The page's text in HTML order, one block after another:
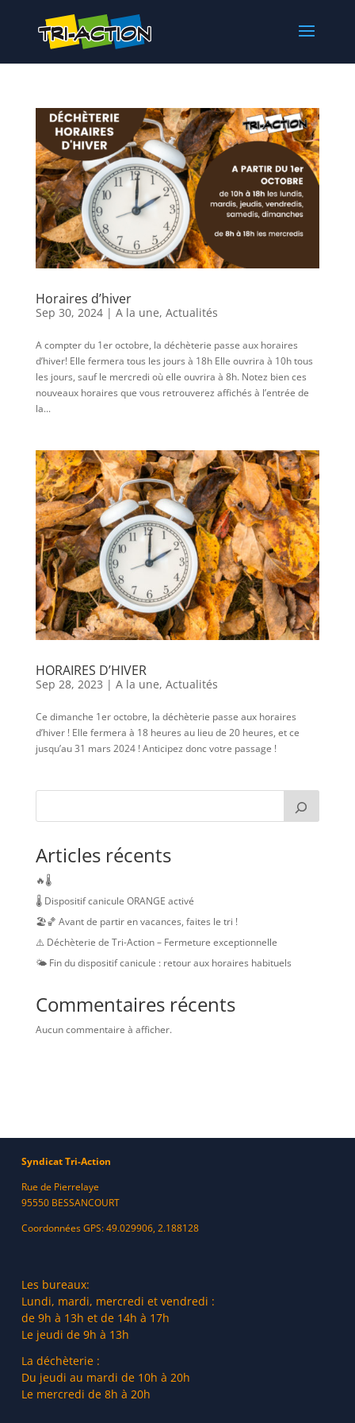
Horaires d’hiver
Sep 30, 2024| A la une, Actualités
A compter du 1er octobre, la déchèterie passe aux horaires
d’hiver! Elle fermera tous les jours à 18h Elle ouvrira à 10h tous
les jours, sauf le mercredi où elle ouvrira à 8h. Notez bien ces
nouveaux horaires que vous retrouverez affichés à l’entrée de
la...
HORAIRES D’HIVER
Sep 28, 2023 | A la une, Actualités
Ce dimanche 1er octobre, la déchèterie passe aux horaires
d’hiver ! Elle fermera à 18 heures au lieu de 20 heures, et ce
jusqu’au 31 mars 2024 ! Anticipez donc votre passage !
Articles récents
🔥🌡️
🌡️ Dispositif canicule ORANGE activé
🏖️🏀 Avant de partir en vacances, faites le tri !
⚠️ Déchèterie de Tri-Action – Fermeture exceptionnelle
🌤️ Fin du dispositif canicule : retour aux horaires habituels
Commentaires récents
Aucun commentaire à afficher.
Syndicat Tri-Action
Rue de Pierrelaye
95550 BESSANCOURT
Coordonnées GPS: 49.029906, 2.188128
Les bureaux:
Lundi, mardi, mercredi et vendredi :
de 9h à 13h et de 14h à 17h
Le jeudi de 9h à 13h
La déchèterie :
Du jeudi au mardi de 10h à 20h
Le mercredi de 8h à 20h